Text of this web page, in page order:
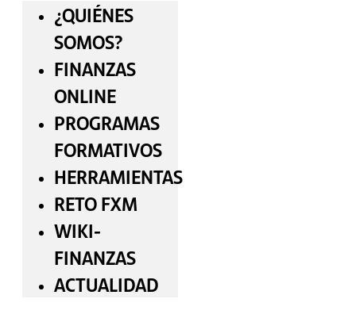
¿QUIÉNES
SOMOS?
FINANZAS
ONLINE
PROGRAMAS
FORMATIVOS
HERRAMIENTAS
RETO FXM
WIKI-
FINANZAS
ACTUALIDAD